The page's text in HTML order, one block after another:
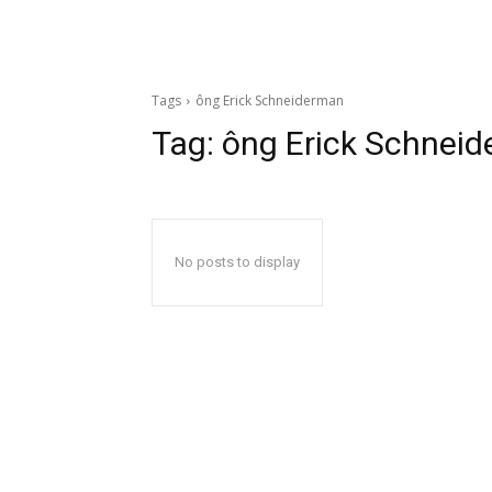
Tags ông Erick Schneiderman
Tag: ông Erick
No posts to display